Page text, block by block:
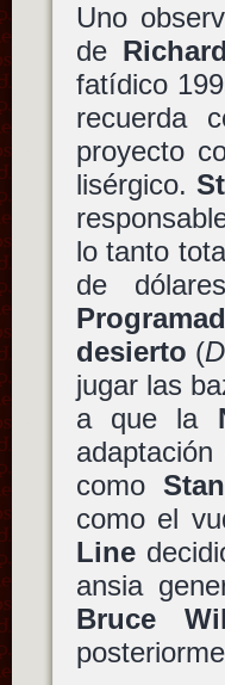
Uno
de
fatídico
recuerda
proyecto
lisérgico.
lo tanto
de
desierto (
jugar las
a que la
como
como el
Line
ansia
Bruce